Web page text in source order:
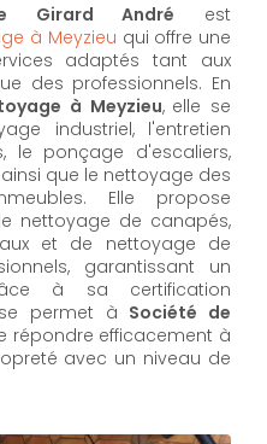
Girard André est
à Meyzieu qui offre une
adaptés tant aux
des professionnels. En
à Meyzieu, elle se
industriel, l'entretien
le ponçage d'escaliers,
que le nettoyage des
Elle propose
nettoyage de canapés,
et de nettoyage de
garantissant un
à sa certification
permet à Société de
répondre efficacement à
avec un niveau de